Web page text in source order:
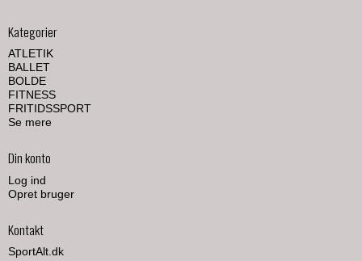
Kategorier
ATLETIK
BALLET
BOLDE
FITNESS
FRITIDSSPORT
Se mere
Din konto
Log ind
Opret bruger
Kontakt
SportAlt.dk